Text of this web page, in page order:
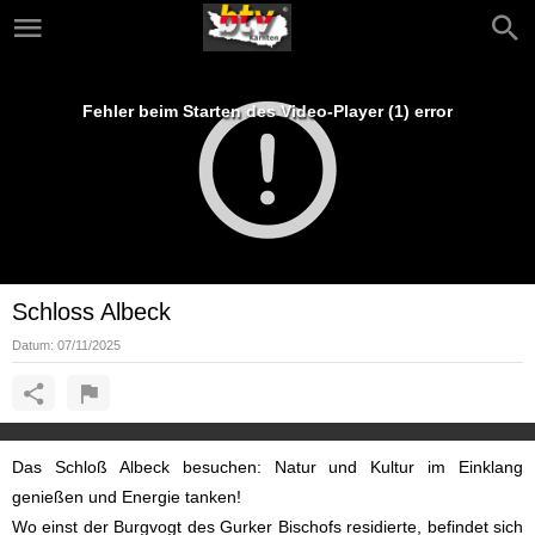
Fehler beim Starten des Video-Player (1) error
Schloss Albeck
Datum: 07/11/2025
Das Schloß Albeck besuchen: Natur und Kultur im Einklang
genießen und Energie tanken!
Wo einst der Burgvogt des Gurker Bischofs residierte, befindet sich